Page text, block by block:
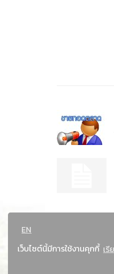
EN
เว็บไซต์นี้มีการใช้งานคุกกี้ เรี